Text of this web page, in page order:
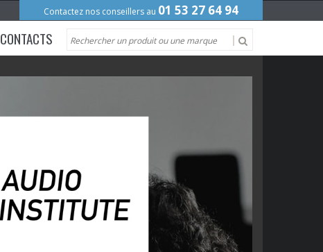
Contactez nos conseillers au 01 53 27 64 94
CONTACTS